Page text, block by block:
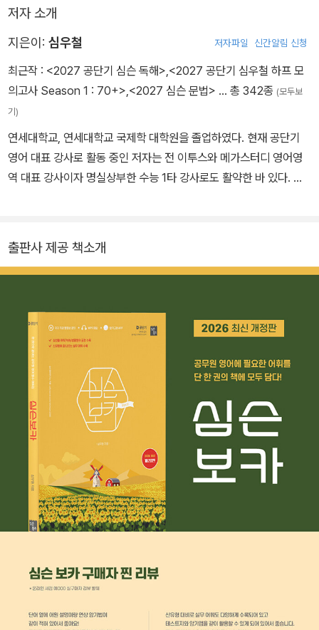
을 것이다.
저자 소개
지은이: 심우철 저자파일 신간알림 신청
최근작 : <2027 공단기 심슨 독해>,<2027 공단기 심우철 하프 모
의고사 Season 1 : 70+>,<2027 심슨 문법> … 총 342종 (모두보
기)
연세대학교, 연세대학교 국제학 대학원을 졸업하였다. 현재 공단기
영어 대표 강사로 활동 중인 저자는 전 이투스와 메가스터디 영어영
역 대표 강사이자 명실상부한 수능 1타 강사로도 활약한 바 있다. 또
저서와 독해의 7법칙, 명품 보카, 심슨 리딩스킬 등의 수능 저서 다수
가 있다.
출판사 제공 책소개